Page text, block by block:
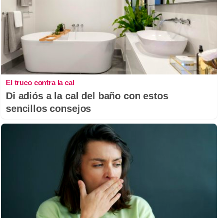
El truco contra la cal
Di adiós a la cal del baño con estos
sencillos consejos